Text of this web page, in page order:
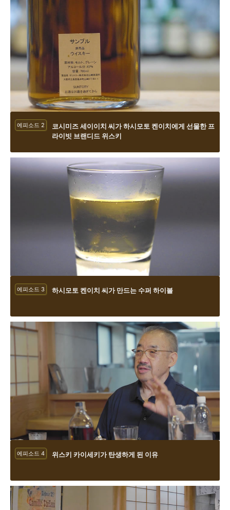
에피소드 2
코시미즈 세이이치 씨가 하시모토 켄이치에게 선물한 프
라이빗 브랜디드 위스키
에피소드 3 하시모토 켄이치 씨가 만드는 수퍼 하이볼
에피소드 4 위스키 카이세키가 탄생하게 된 이유